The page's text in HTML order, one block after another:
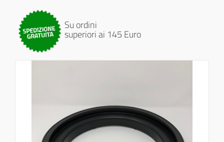
Su ordini
superiori ai 145 Euro